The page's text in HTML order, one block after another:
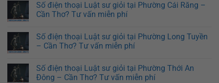
Số điện thoại Luật sư giỏi tại Phường Cái Răng –
Cần Thơ? Tư vấn miễn phí
Số điện thoại Luật sư giỏi tại Phường Long Tuyền
– Cần Thơ? Tư vấn miễn phí
Số điện thoại Luật sư giỏi tại Phường Thới An
Đông – Cần Thơ? Tư vấn miễn phí